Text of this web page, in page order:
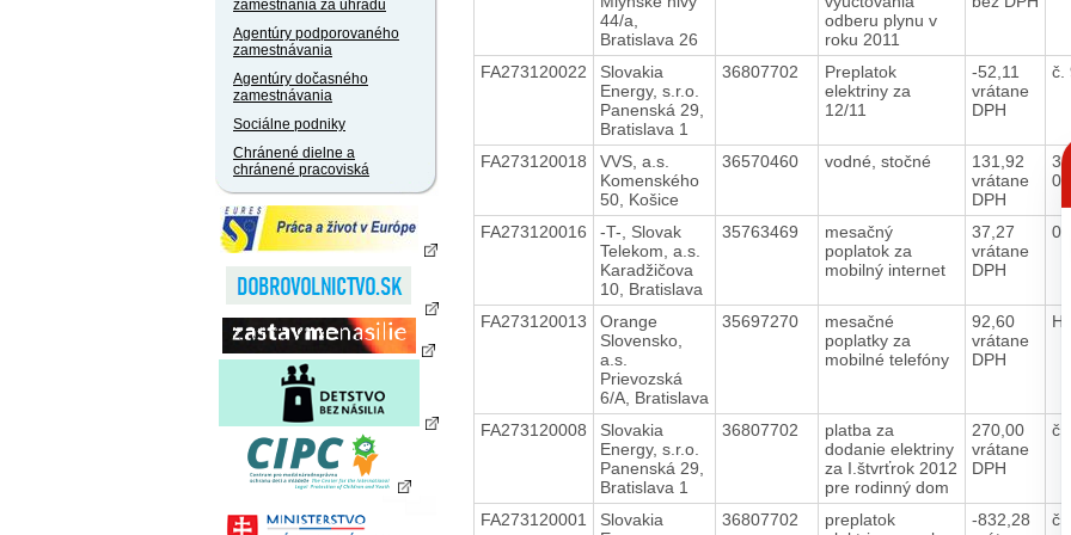
zamestnania za úhradu
Agentúry podporovaného
zamestnávania
Agentúry dočasného
zamestnávania
Sociálne podniky
Chránené dielne a
chránené pracoviská
44/a,
Bratislava 26
odberu plynu v
roku 2011
FA273120022
Slovakia
Energy, s.r.o.
Panenská 29,
Bratislava 1
36807702
Preplatok
elektriny za
12/11
-52,11
vrátane
DPH
č.
FA273120018
VVS, a.s.
Komenského
50, Košice
36570460 vodné, stočné
131,92
vrátane
DPH
30-
FA273120016
-T-, Slovak
Telekom, a.s.
Karadžičova
10, Bratislava
35763469
mesačný
poplatok za
mobilný internet
37,27
vrátane
DPH
FA273120013
Orange
Slovensko,
a.s.
Prievozská
6/A, Bratislava
35697270
mesačné
poplatky za
mobilné telefóny
92,60
vrátane
DPH
HZ
FA273120008
Slovakia
Energy, s.r.o.
Panenská 29,
Bratislava 1
36807702
platba za
dodanie elektriny
za I.štvrťrok 2012
pre rodinný dom
270,00
vrátane
DPH
č.
FA273120001
Slovakia
36807702
preplatok
-832,28
č.